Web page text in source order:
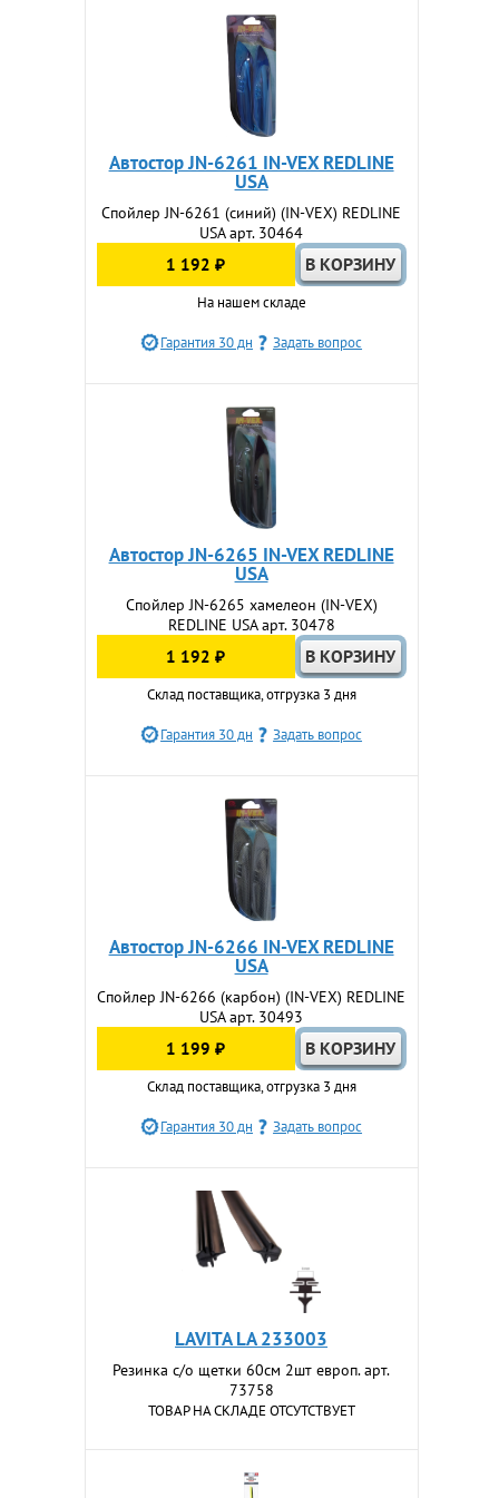
Автостор JN-6261 IN-VEX REDLINE
USA
Спойлер JN-6261 (синий) (IN-VEX) REDLINE
USA арт. 30464
1 192 ₽
На нашем складе
Гарантия 30 дн Задать вопрос
Автостор JN-6265 IN-VEX REDLINE
USA
Спойлер JN-6265 хамелеон (IN-VEX)
REDLINE USA арт. 30478
1 192 ₽
Склад поставщика, отгрузка 3 дня
Гарантия 30 дн Задать вопрос
Автостор JN-6266 IN-VEX REDLINE
USA
Спойлер JN-6266 (карбон) (IN-VEX) REDLINE
USA арт. 30493
1 199 ₽
Склад поставщика, отгрузка 3 дня
Гарантия 30 дн Задать вопрос
LAVITA LA 233003
Резинка с/о щетки 60см 2шт европ. арт.
73758
ТОВАР НА СКЛАДЕ ОТСУТСТВУЕТ